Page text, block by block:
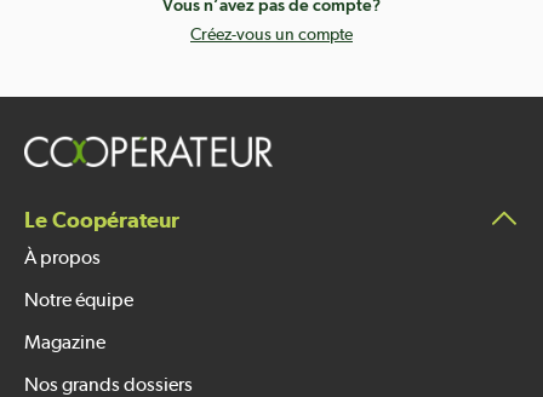
Vous n’avez pas de compte?
Créez-vous un compte
Le Coopérateur
À propos
Notre équipe
Magazine
Nos grands dossiers